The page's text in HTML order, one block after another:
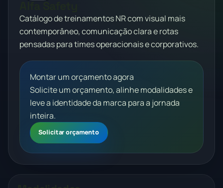
Catálogo de treinamentos NR com visual mais
contemporâneo, comunicação clara e rotas
pensadas para times operacionais e corporativos.
Montar um orçamento agora
Solicite um orçamento, alinhe modalidades e
leve a identidade da marca para a jornada
inteira.
Solicitar orçamento